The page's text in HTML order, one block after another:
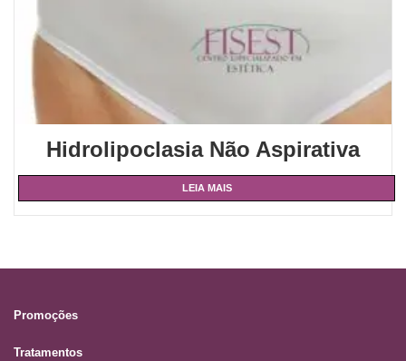
Hidrolipoclasia Não Aspirativa
LEIA MAIS
Promoções
Tratamentos